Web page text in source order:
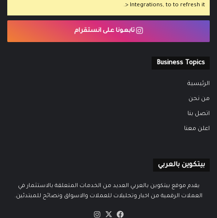
> Integrations, to to refresh it.
تابعونا على انستقرام
Business Topics
الرئيسية
من نحن
اتصل بنا
اعلن معنا
بيتكوين بالعربي
يقدم موقع بيتكوين بالعربي العديد من الخدمات المتعلقة بالاستثمار في
العملات الرقمية من اخبار وتحليلات للعملات والاسواق ونصائح للمبتدئين.
فيسبوك
‫X